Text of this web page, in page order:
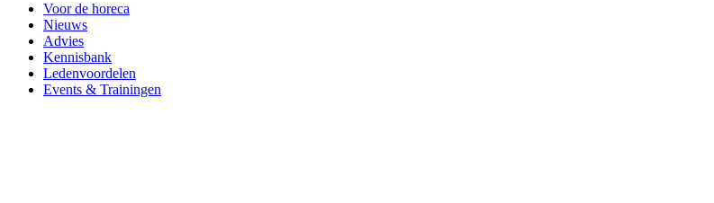
Voor de horeca
Nieuws
Advies
Kennisbank
Ledenvoordelen
Events & Trainingen